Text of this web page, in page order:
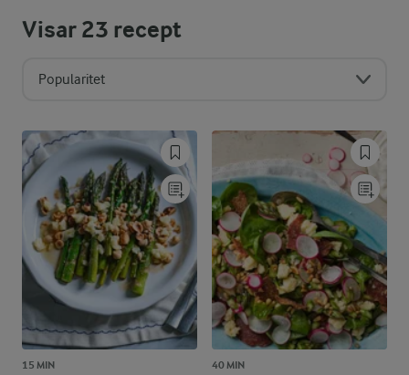
Visar23 recept
Popularitet
15 MIN 40 MIN